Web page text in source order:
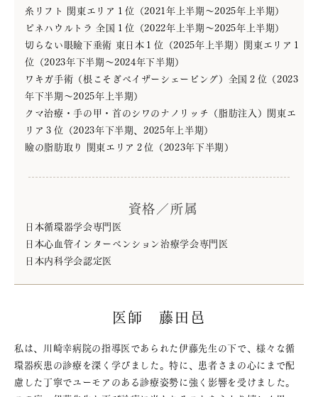
脂肪吸引
（二重アゴ・二の腕）
脇汗・ワキガ
糸リフト 関東エリア１位（2021年上半期～2025年上半期）
ピネハウルトラ 全国１位（2022年上半期～2025年上半期）
切らない眼瞼下垂術 東日本１位（2025年上半期）関東エリア１
位（2023年下半期〜2024年下半期）
ワキガ手術（根こそぎベイザーシェービング）全国２位（2023
年下半期～2025年上半期）
クマ治療・手の甲・首のシワのナノリッチ（脂肪注入）関東エ
リア３位（2023年下半期、2025年上半期）
瞼の脂肪取り 関東エリア２位（2023年下半期）
資格／所属
日本循環器学会専門医
日本心血管インターベンション治療学会専門医
日本内科学会認定医
医師 藤田邑
私は、川崎幸病院の指導医であられた伊藤先生の下で、様々な循
環器疾患の診療を深く学びました。特に、患者さまの心にまで配
慮した丁寧でユーモアのある診療姿勢に強く影響を受けました。